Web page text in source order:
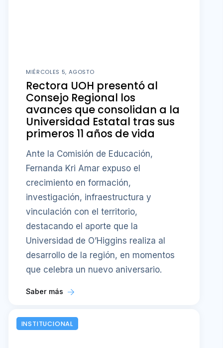
MIÉRCOLES 5, AGOSTO
Rectora UOH presentó al
Consejo Regional los
avances que consolidan a la
Universidad Estatal tras sus
primeros 11 años de vida
Ante la Comisión de Educación,
Fernanda Kri Amar expuso el
crecimiento en formación,
investigación, infraestructura y
vinculación con el territorio,
destacando el aporte que la
Universidad de O’Higgins realiza al
desarrollo de la región, en momentos
que celebra un nuevo aniversario.
Saber más
INSTITUCIONAL